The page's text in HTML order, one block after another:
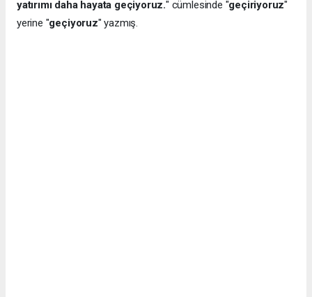
yatırımı daha hayata geçiyoruz." cümlesinde "geçiriyoruz"
yerine "geçiyoruz" yazmış.